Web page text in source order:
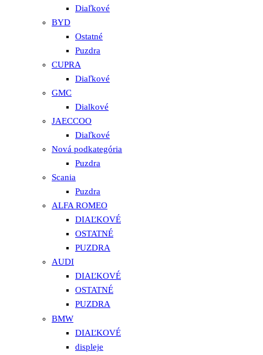
Diaľkové
BYD
Ostatné
Puzdra
CUPRA
Diaľkové
GMC
Dialkové
JAECCOO
Diaľkové
Nová podkategória
Puzdra
Scania
Puzdra
ALFA ROMEO
DIAĽKOVÉ
OSTATNÉ
PUZDRA
AUDI
DIAĽKOVÉ
OSTATNÉ
PUZDRA
BMW
DIAĽKOVÉ
displeje